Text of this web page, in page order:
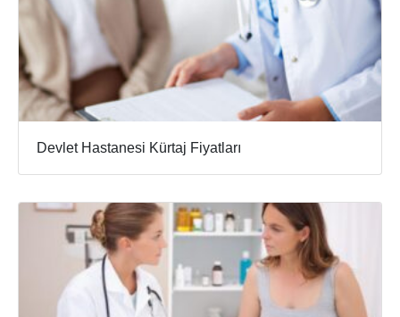
Devlet Hastanesi Kürtaj Fiyatları